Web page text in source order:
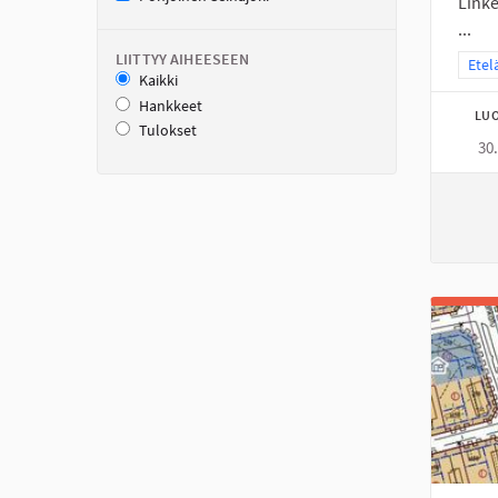
LIITTYY AIHEESEEN
Kaikki
Hankkeet
Tulokset
...